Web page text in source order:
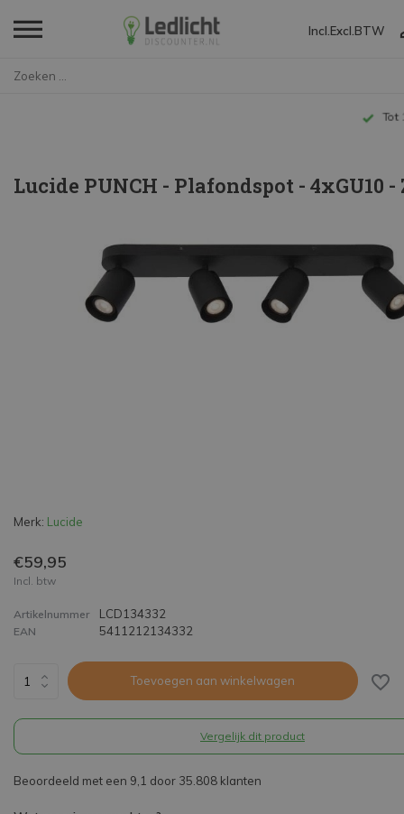
Incl. Excl. BTW
Lucide PUNCH - Plafondspot - 4xGU10
Merk: Lucide
€59,95
Incl. btw
Artikelnummer LCD134332
EAN 5411212134332
Toevoegen aan winkelwagen
Vergelijk dit product
Beoordeeld met een 9,1 door 35.808 klanten